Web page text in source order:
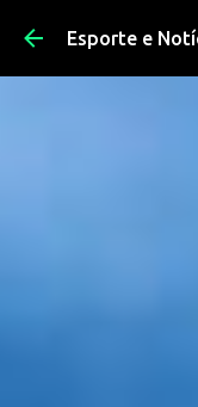
Pular
Esporte e